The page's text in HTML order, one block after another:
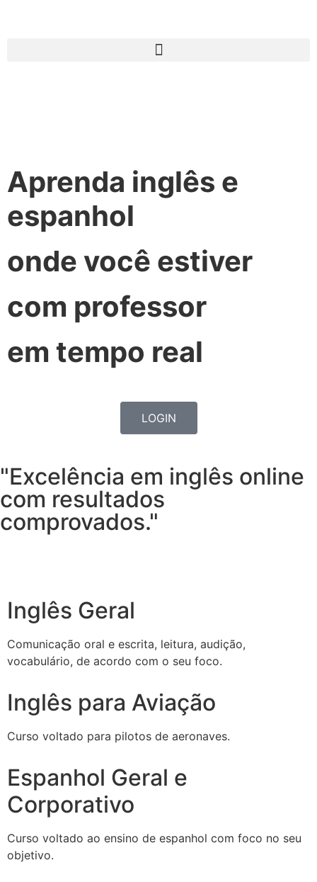
Aprenda inglês e
espanhol
onde você estiver
com professor
em tempo real
LOGIN
"Excelência em inglês online
com resultados
comprovados."
Inglês Geral
Comunicação oral e escrita, leitura, audição,
vocabulário, de acordo com o seu foco.
Inglês para Aviação
Curso voltado para pilotos de aeronaves.
Espanhol Geral e
Corporativo
Curso voltado ao ensino de espanhol com foco no seu
objetivo.